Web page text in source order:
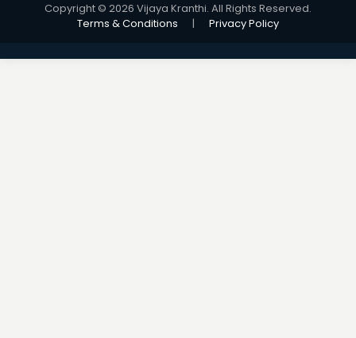
Copyright © 2026 Vijaya Kranthi. All Rights Reserved.
Terms & Conditions
| Privacy Policy